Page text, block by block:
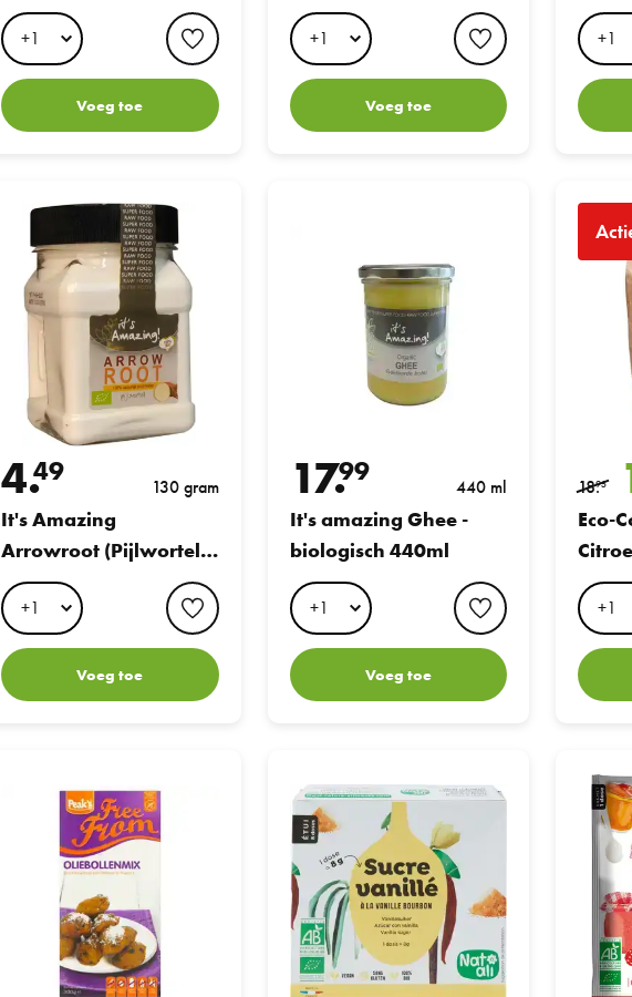
105GR
favorite button
Voeg toe
favorite button
Voeg toe
4.49 130 gram
It's Amazing
Arrowroot (Pijlwortel)
130GR
favorite button
Voeg toe
17.99 440 ml
It's amazing Ghee -
biologisch 440ml
favorite button
Voeg toe
18.
95
Eco-